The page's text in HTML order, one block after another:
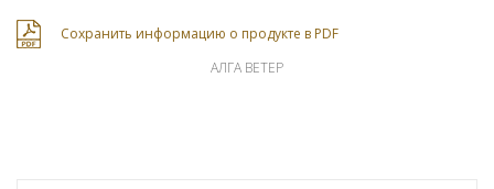
Сохранить информацию о продукте в PDF
АЛГА ВЕТЕР